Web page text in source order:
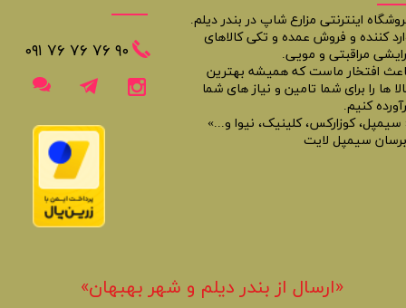
اینترنتی مزارع شاپ در بندر دیلم.
کننده و فروش عمده و تکی کالاهای
مراقبتی و مویی.
افتخار ماست که همیشه بهترین
ها را برای شما تامین و نیاز های شما
کنیم.
سیمپل، کوزارکس، کلینیک، نیوا و...»
سیمپل لایت
​​٩٠ ٧۶ ٧۶ ٧۶ ٠٩١
«​ارسال از بندر دیلم و شهر بهبهان»